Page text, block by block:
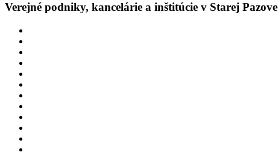
Verejné podniky, kancelárie a inštitúcie v Starej Pazove